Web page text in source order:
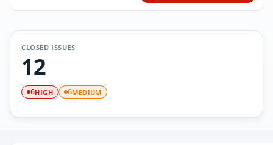
CLOSED ISSUES
12
6HIGH 6MEDIUM